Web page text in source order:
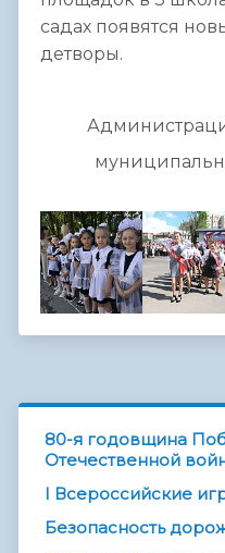
садах появятся
детворы.
80-я годовщина
Отечественной
I Всероссийские
Безопасность